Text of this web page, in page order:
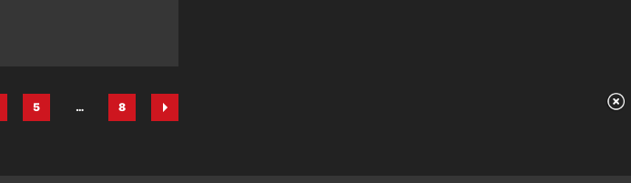
Página Página
5
…
Página
8